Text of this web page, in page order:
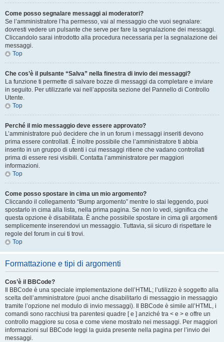
Come posso segnalare messaggi ai moderatori?
Se l’amministratore l’ha permesso, vai al messaggio che vuoi segnalare:
dovresti vedere un pulsante che serve per fare la segnalazione dei messaggi.
Cliccandolo sarai introdotto alla procedura necessaria per la segnalazione dei
messaggi.
Top
Che cos’è il pulsante “Salva” nella finestra di invio dei messaggi?
La funzione ti permette di salvare bozze di messaggi da completare e inviare
in seguito. Per utilizzarle vai nell’apposita sezione del Pannello di Controllo
Utente.
Top
Perché il mio messaggio deve essere approvato?
L’amministratore può decidere che in un forum i messaggi inseriti devono
prima essere controllati. È inoltre possibile che l’amministratore ti abbia
inserito in un gruppo di utenti i cui messaggi ritiene che vadano controllati
prima di essere resi visibili. Contatta l’amministratore per maggiori
informazioni.
Top
Come posso spostare in cima un mio argomento?
Cliccando il collegamento “Bump argomento” mentre lo stai leggendo, puoi
spostarlo in cima alla lista, nella prima pagina. Se non lo vedi, significa che
questa opzione è disabilitata. È anche possibile spostare in cima gli argomenti
semplicemente inserendovi un messaggio. Tuttavia, sii sicuro di rispettare le
regole del forum in cui ti trovi.
Top
Formattazione e tipi di argomenti
Cos’è il BBCode?
Il BBCode è una speciale implementazione dell’HTML; l’utilizzo è soggetto alla
scelta dell’amministratore (puoi anche disabilitarlo di messaggio in messaggio
tramite l’opzione nel modulo di invio messaggi). Il BBCode è simile all’HTML, i
comandi sono racchiusi tra parentesi quadre [ e ] anziché tra < e > e offre un
controllo maggiore su cosa e come viene mostrato nei messaggi. Per maggiori
informazioni sul BBCode leggi la guida presente nella pagina per l’invio dei
messaggi.